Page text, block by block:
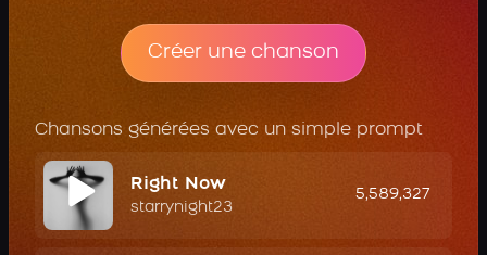
Créer une chanson
Chansons générées avec un simple prompt
Right Now
starrynight23
5,589,327